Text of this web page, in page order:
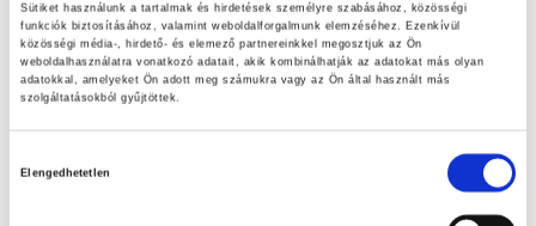
Sütiket használunk a tartalmak és hirdetések személyre szabásához, közösségi
funkciók biztosításához, valamint weboldalforgalmunk elemzéséhez. Ezenkívül
közösségi média-, hirdető- és elemező partnereinkkel megosztjuk az Ön
weboldalhasználatra vonatkozó adatait, akik kombinálhatják az adatokat más olyan
adatokkal, amelyeket Ön adott meg számukra vagy az Ön által használt más
szolgáltatásokból gyűjtöttek.
Elengedhetetlen
elejére
SKU
13127
Fekete velour bőrből készült 10 mm-es szivacs béléssel.
Hossza: 32 cm Szélessége: 18 cm